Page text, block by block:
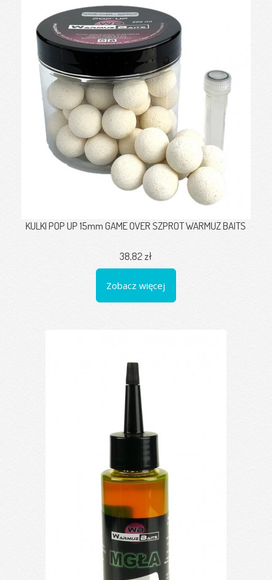
KULKI POP UP 15mm GAME OVER SZPROT WARMUZ BAITS
38,82 zł
Zobacz więcej